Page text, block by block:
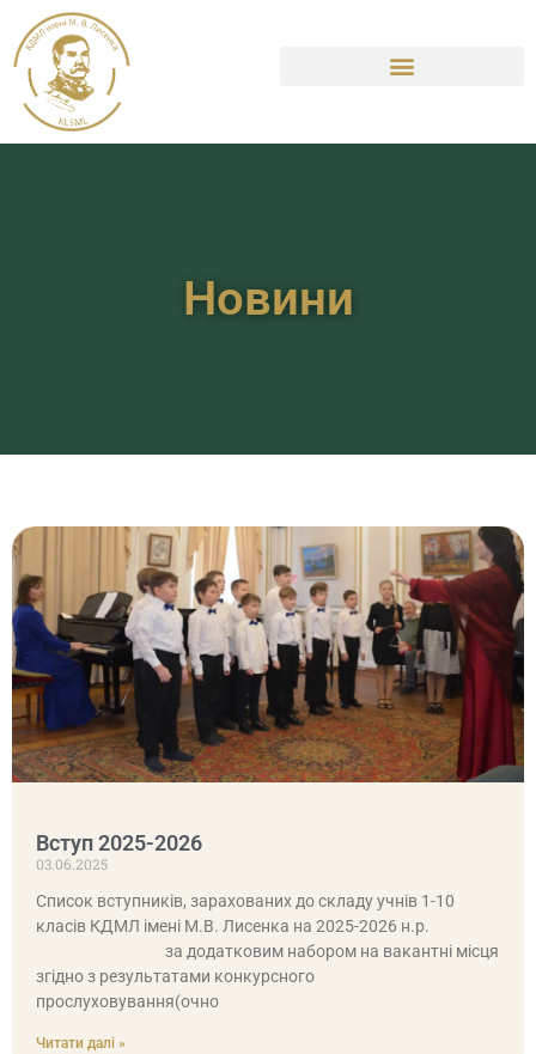
Новини
Вступ 2025-2026
03.06.2025
Список вступників, зарахованих до складу учнів 1-10
класів КДМЛ імені М.В. Лисенка на 2025-2026 н.р.
за додатковим набором на вакантні місця
згідно з результатами конкурсного
прослуховування(очно
Читати далі »